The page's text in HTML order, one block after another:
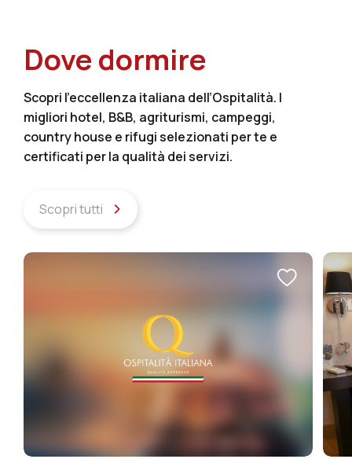
Dove dormire
Scopri l’eccellenza italiana dell’Ospitalità. I
migliori hotel, B&B, agriturismi, campeggi,
country house e rifugi selezionati per te e
certificati per la qualità dei servizi.
Scopri tutti